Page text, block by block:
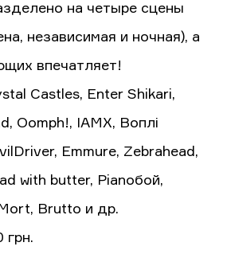
на четыре сцены
независимая и ночная), а
впечатляет!
Castles, Enter Shikari,
Oomph!, IAMX, Воплі
Emmure, Zebrahead,
with butter, Pianoбой,
Brutto и др.
грн.